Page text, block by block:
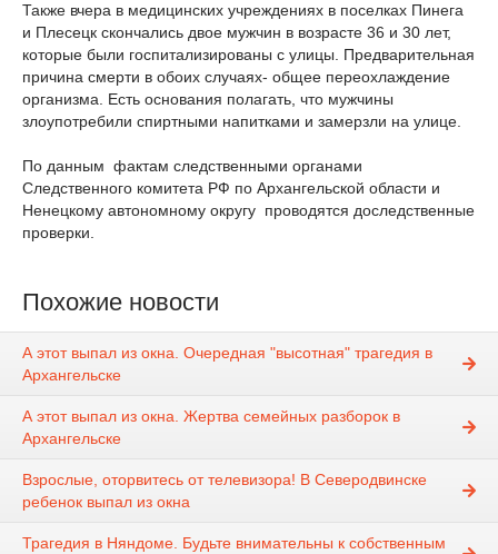
Также вчера в медицинских учреждениях в поселках Пинега
и Плесецк скончались двое мужчин в возрасте 36 и 30 лет,
которые были госпитализированы с улицы. Предварительная
причина смерти в обоих случаях- общее переохлаждение
организма. Есть основания полагать, что мужчины
злоупотребили спиртными напитками и замерзли на улице.
По данным фактам следственными органами
Следственного комитета РФ по Архангельской области и
Ненецкому автономному округу проводятся доследственные
проверки.
Похожие новости
А этот выпал из окна. Очередная "высотная" трагедия в
Архангельске
А этот выпал из окна. Жертва семейных разборок в
Архангельске
Взрослые, оторвитесь от телевизора! В Северодвинске
ребенок выпал из окна
Трагедия в Няндоме. Будьте внимательны к собственным